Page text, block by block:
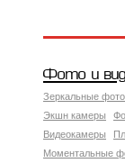
Фото и
Зеркальные
Экшн камеры
Видеокамеры
Моментальные